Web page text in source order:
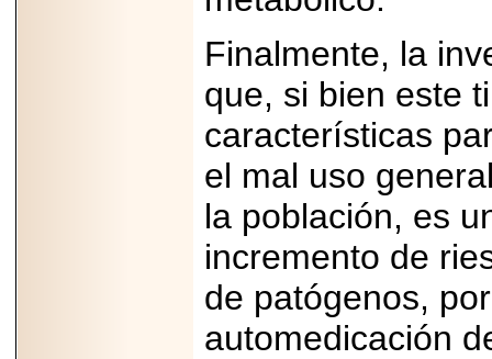
Finalmente, la
que, si bien este
características
el mal uso
la población, es
incremento de
de patógenos,
automedicación